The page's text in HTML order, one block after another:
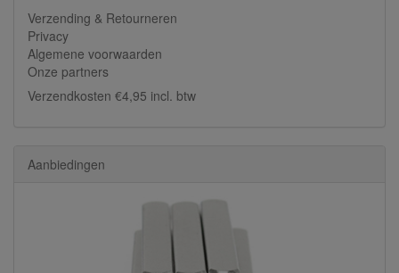
Verzending & Retourneren
Privacy
Algemene voorwaarden
Onze partners
Verzendkosten €4,95 incl. btw
Aanbiedingen